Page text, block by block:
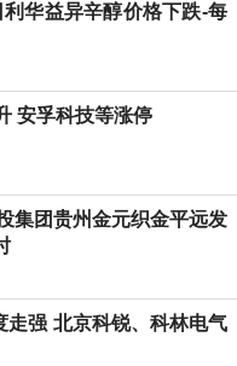
华益异辛醇价格下跌-每
安孚科技等涨停
集团贵州金元织金平远发
走强 北京科锐、科林电气